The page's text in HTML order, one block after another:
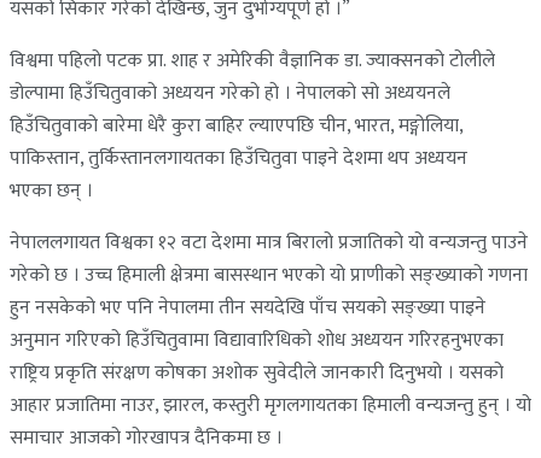
यसको सिकार गरेको देखिन्छ, जुन दुर्भाग्यपूर्ण हो ।”
विश्वमा पहिलो पटक प्रा. शाह र अमेरिकी वैज्ञानिक डा. ज्याक्सनको टोलीले
डोल्पामा हिउँचितुवाको अध्ययन गरेको हो । नेपालको सो अध्ययनले
हिउँचितुवाको बारेमा धेरै कुरा बाहिर ल्याएपछि चीन, भारत, मङ्गोलिया,
पाकिस्तान, तुर्किस्तानलगायतका हिउँचितुवा पाइने देशमा थप अध्ययन
भएका छन् ।
नेपाललगायत विश्वका १२ वटा देशमा मात्र बिरालो प्रजातिको यो वन्यजन्तु पाउने
गरेको छ । उच्च हिमाली क्षेत्रमा बासस्थान भएको यो प्राणीको सङ्ख्याको गणना
हुन नसकेको भए पनि नेपालमा तीन सयदेखि पाँच सयको सङ्ख्या पाइने
अनुमान गरिएको हिउँचितुवामा विद्यावारिधिको शोध अध्ययन गरिरहनुभएका
राष्ट्रिय प्रकृति संरक्षण कोषका अशोक सुवेदीले जानकारी दिनुभयो । यसको
आहार प्रजातिमा नाउर, झारल, कस्तुरी मृगलगायतका हिमाली वन्यजन्तु हुन् । यो
समाचार आजको गोरखापत्र दैनिकमा छ ।